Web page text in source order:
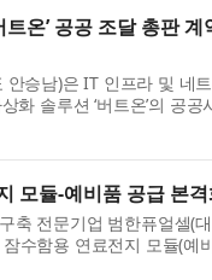
온’ 공공 조달 총판 계
승남)은 IT 인프라 및 네
화 솔루션 ‘버트온’의 공공
사는 이번 계약을 통해 오
모듈-예비품 공급 본
축 전문기업 범한퓨얼셀(
수함용 연료전지 모듈(예
해 밝혔다. 총 계약금액은